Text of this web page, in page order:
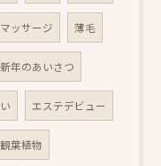
ッサージ 薄毛
新年のあいさつ
エステデビュー
観葉植物